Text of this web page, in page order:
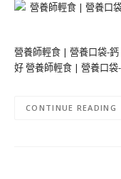
營養師輕食 | 營養口袋-
好 營養師輕食 | 營養口
CONTINUE READING